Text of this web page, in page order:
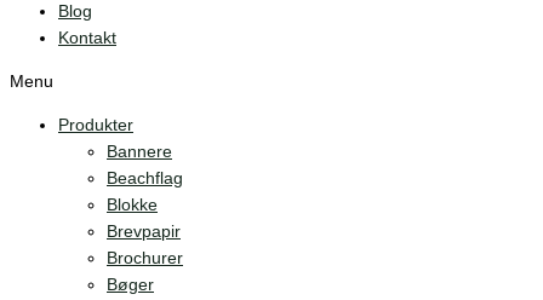
Blog
Kontakt
Menu
Produkter
Bannere
Beachflag
Blokke
Brevpapir
Brochurer
Bøger